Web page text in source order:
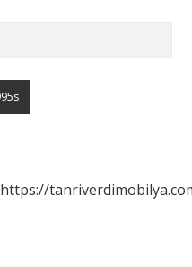
https://